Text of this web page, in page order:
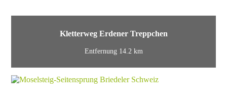
Kletterweg Erdener Treppchen
Entfernung 14.2 km